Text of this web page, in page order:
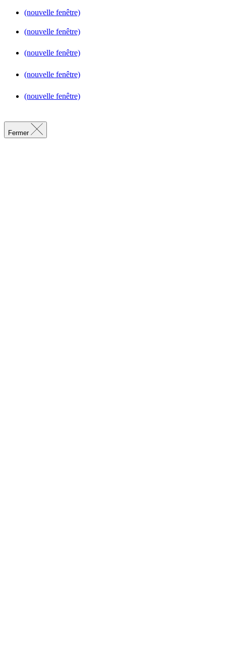
(nouvelle fenêtre)
(nouvelle fenêtre)
(nouvelle fenêtre)
(nouvelle fenêtre)
(nouvelle fenêtre)
Fermer